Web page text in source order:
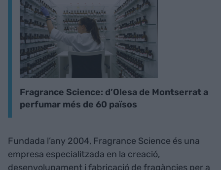
Fragrance Science: d’Olesa de Montserrat a
perfumar més de 60 països
Fundada l’any 2004, Fragrance Science és una
empresa especialitzada en la creació,
desenvolupament i fabricació de fragàncies per a